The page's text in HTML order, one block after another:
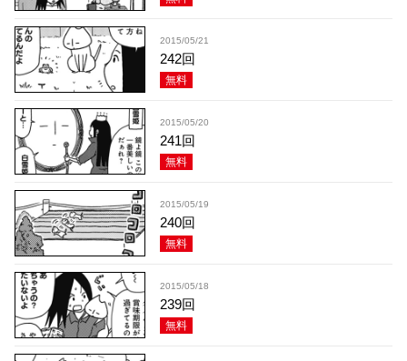
2015/05/21
242回
無料
2015/05/20
241回
無料
2015/05/19
240回
無料
2015/05/18
239回
無料